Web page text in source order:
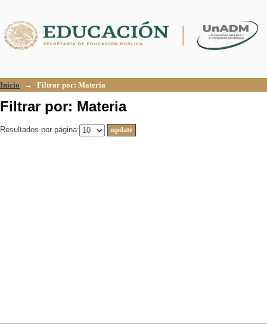
Inicio → Filtrar por: Materia
Filtrar por: Materia
Resultados por página: